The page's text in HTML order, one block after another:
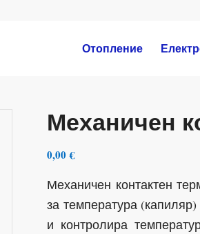
Отопление
Механичен
0,00€
Механичен контактен
за температура (капиляр)
и контролира